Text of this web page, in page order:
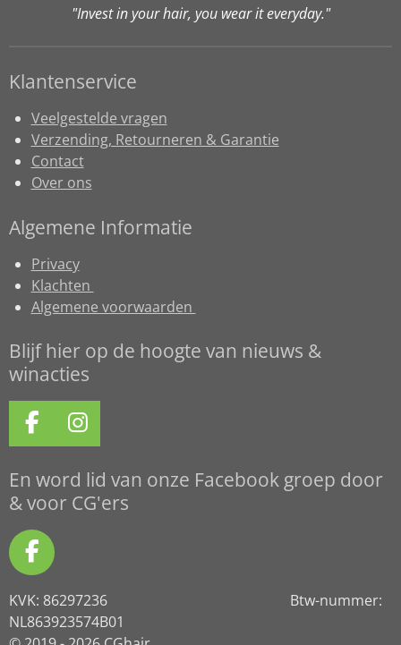
"Invest in your hair, you wear it everyday."
Klantenservice
Veelgestelde vragen
Verzending, Retourneren & Garantie
Contact
Over ons
Algemene Informatie
Privacy
Klachten
Algemene voorwaarden
Blijf hier op de hoogte van nieuws &
winacties
F
a
c
e
b
o
o
k
I
n
s
t
a
m
En word lid van onze Facebook groep door
& voor CG'ers
F
a
c
e
KVK: 86297236 Btw-nummer:
NL863923574B01